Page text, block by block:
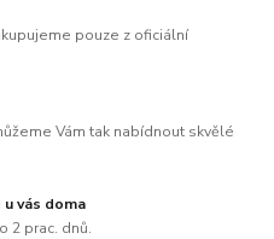
pouze z oficiální
Vám tak nabídnout skvělé
u vás doma
2 prac. dnů.